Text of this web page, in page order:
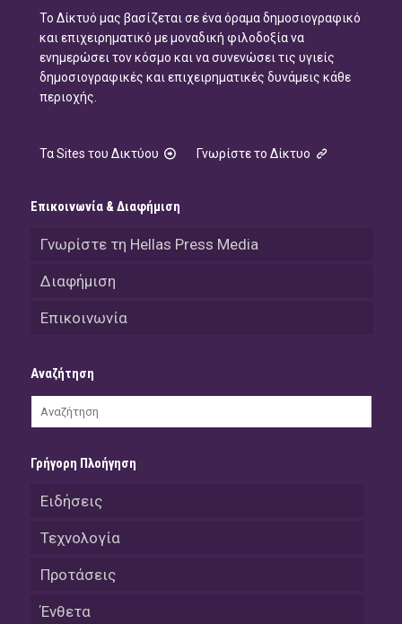
Το Δίκτυό μας βασίζεται σε ένα όραμα δημοσιογραφικό
και επιχειρηματικό με μοναδική φιλοδοξία να
ενημερώσει τον κόσμο και να συνενώσει τις υγιείς
δημοσιογραφικές και επιχειρηματικές δυνάμεις κάθε
περιοχής.
Τα Sites του Δικτύου Γνωρίστε το Δίκτυο
Επικοινωνία & Διαφήμιση
Γνωρίστε τη Hellas Press Media
Διαφήμιση
Επικοινωνία
Αναζήτηση
Γρήγορη Πλοήγηση
Ειδήσεις
Τεχνολογία
Προτάσεις
Ένθετα